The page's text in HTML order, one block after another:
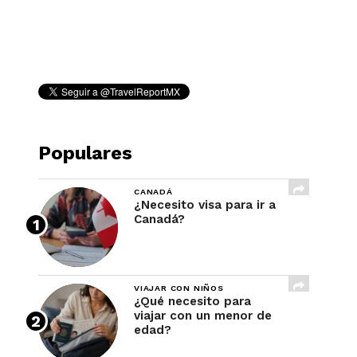
Populares
CANADÁ
¿Necesito visa para ir a
Canadá?
VIAJAR CON NIÑOS
¿Qué necesito para
viajar con un menor de
edad?